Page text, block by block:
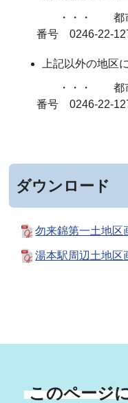
・・・ 都市
番号 0246-22-
上記以外の地区
・・・ 都市
番号 0246-22-
ダウンロード
勿来錦第一土地区
湯本駅周辺土地区
このページ